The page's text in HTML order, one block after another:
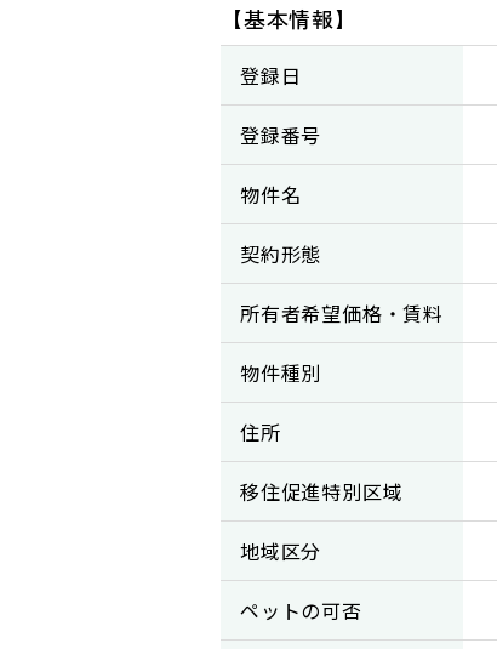
【基本情報】
登録日
登録番号
物件名
契約形態
所有者希望価格・賃料
物件種別
住所
移住促進特別区域
地域区分
ペットの可否